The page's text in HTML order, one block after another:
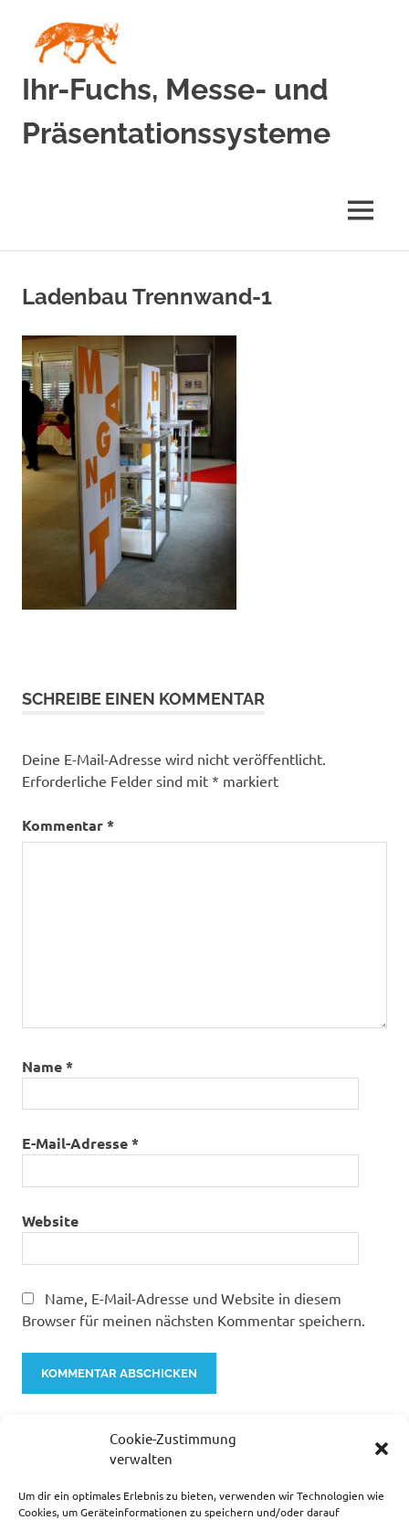
Cookie-Zustimmung
verwalten
Um dir ein optimales Erlebnis zu bieten, verwenden wir Technologien wie
Cookies, um Geräteinformationen zu speichern und/oder darauf
springen
Ihr-Fuchs, Messe- und
Präsentationssysteme
MENÜ
Ladenbau Trennwand-1
SCHREIBE EINEN KOMMENTAR
Deine E-Mail-Adresse wird nicht veröffentlicht.
Erforderliche Felder sind mit * markiert
Kommentar*
Name*
E-Mail-Adresse*
Website
Name, E-Mail-Adresse und Website in diesem
Browser für meinen nächsten Kommentar speichern.